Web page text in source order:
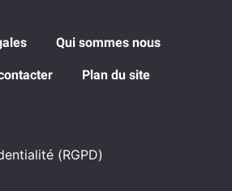
Qui sommes nous
Plan du site
(RGPD)